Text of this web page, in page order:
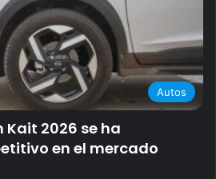
Autos
Kait 2026 se ha
en el mercado